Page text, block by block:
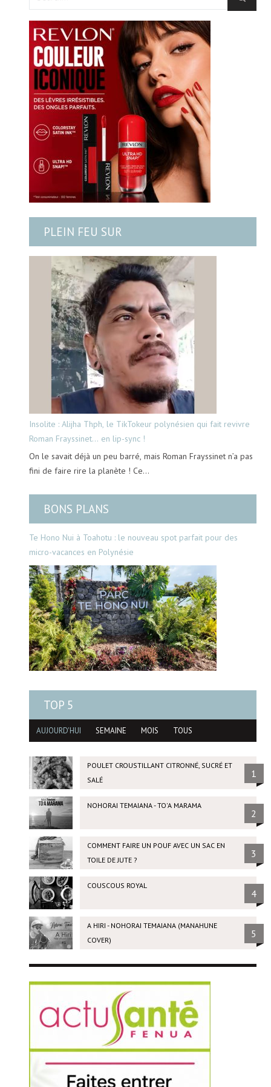
PLEIN FEU SUR
Insolite : Alijha Thph, le TikTokeur polynésien qui fait revivre
Roman Frayssinet… en lip-sync !
On le savait déjà un peu barré, mais Roman Frayssinet n’a pas
fini de faire rire la planète ! Ce…
BONS PLANS
Te Hono Nui à Toahotu : le nouveau spot parfait pour des
micro-vacances en Polynésie
TOP 5
AUJOURD'HUI SEMAINE MOIS TOUS
POULET CROUSTILLANT CITRONNÉ, SUCRÉ ET
SALÉ
1
NOHORAI TEMAIANA - TO'A MARAMA
2
COMMENT FAIRE UN POUF AVEC UN SAC EN
TOILE DE JUTE ?
3
COUSCOUS ROYAL
4
A HIRI - NOHORAI TEMAIANA (MANAHUNE
COVER)
5